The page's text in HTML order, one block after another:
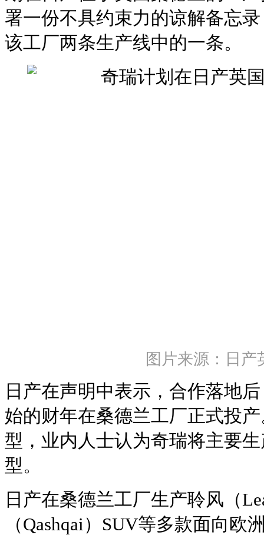
署一份不具约束力的谅解备忘
该工厂两条生产线中的一条。
图片来源：日产
日产在声明中表示，合作落地
始的财年在桑德兰工厂正式投
型，业内人士认为奇瑞将主要
型。
日产在桑德兰工厂生产聆风（
（Qashqai）SUV等多款面向